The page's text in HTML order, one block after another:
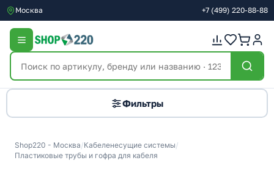
Москва +7 (499) 220-88-88
Фильтры
Shop220 - Москва/Кабеленесущие системы/
Пластиковые трубы и гофра для кабеля